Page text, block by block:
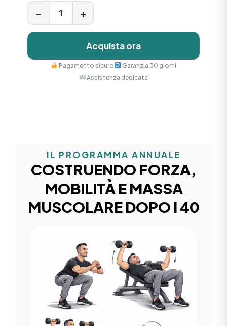
− +
Acquista ora
Pagamento sicuro
Garanzia 30 giorni
Assistenza dedicata
IL PROGRAMMA ANNUALE
COSTRUENDO FORZA,
MOBILITÀ E MASSA
MUSCOLARE DOPO I 40